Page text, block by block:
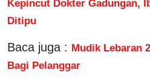
Kepincut Dokter Gadungan,
Ditipu
Baca juga : Mudik Lebaran
Bagi Pelanggar